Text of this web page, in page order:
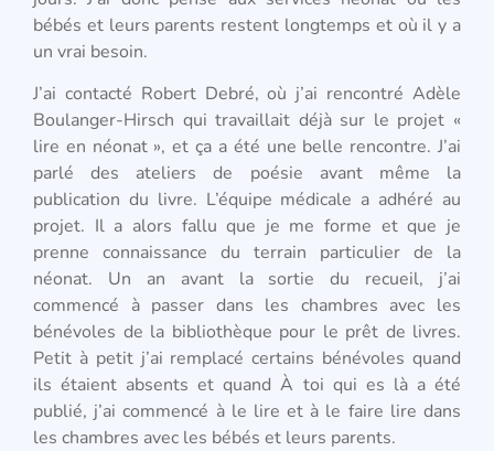
bébés et leurs parents restent longtemps et où il y a
un vrai besoin.
J’ai contacté Robert Debré, où j’ai rencontré Adèle
Boulanger-Hirsch qui travaillait déjà sur le projet «
lire en néonat », et ça a été une belle rencontre. J’ai
parlé des ateliers de poésie avant même la
publication du livre. L’équipe médicale a adhéré au
projet. Il a alors fallu que je me forme et que je
prenne connaissance du terrain particulier de la
néonat. Un an avant la sortie du recueil, j’ai
commencé à passer dans les chambres avec les
bénévoles de la bibliothèque pour le prêt de livres.
Petit à petit j’ai remplacé certains bénévoles quand
ils étaient absents et quand À toi qui es là a été
publié, j’ai commencé à le lire et à le faire lire dans
les chambres avec les bébés et leurs parents.